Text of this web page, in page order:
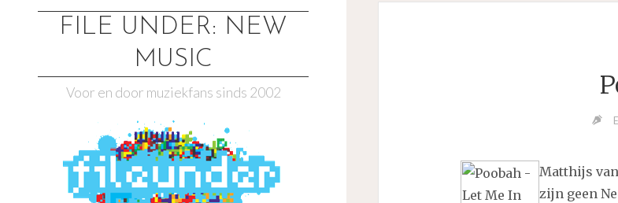
FILE UNDER: NEW
MUSIC
Voor en door muziekfans sinds 2002
Matthijs
zijn geen